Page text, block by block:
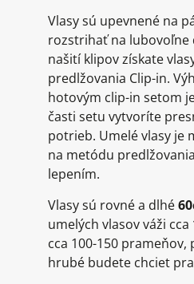
Vlasy sú upevnené na
rozstrihať na lubovoľne
našití klipov získate
predlžovania Clip-in.
hotovým clip-in setom
časti setu vytvoríte
potrieb. Umelé vlasy je
na metódu
lepením.
Vlasy sú rovné a dlhé
umelých vlasov váži cca
cca 100-150 prameňov,
hrubé budete chciet